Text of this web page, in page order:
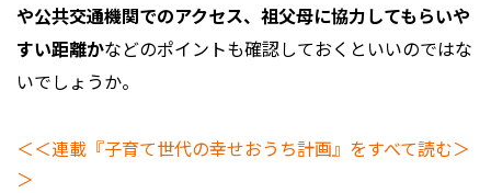
や公共交通機関でのアクセス、祖父母に協力してもらいや
すい距離かなどのポイントも確認しておくといいのではな
いでしょうか。
＜＜連載『子育て世代の幸せおうち計画』をすべて読む＞
＞